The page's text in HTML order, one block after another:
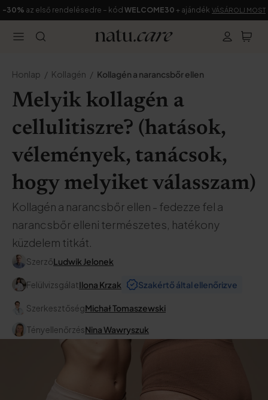
-30% az első rendelésedre – kód WELCOME30 + ajándék VÁSÁROLJ MOST
Honlap Kollagén Kollagén a narancsbőr ellen
Melyik kollagén a
cellulitiszre? (hatások,
vélemények, tanácsok,
hogy melyiket válasszam)
Kollagén a narancsbőr ellen - fedezze fel a
narancsbőr elleni természetes, hatékony
küzdelem titkát.
SzerzőLudwik Jelonek
FelülvizsgálatIlona Krzak Szakértő által ellenőrizve
SzerkesztőségMichał Tomaszewski
TényellenőrzésNina Wawryszuk